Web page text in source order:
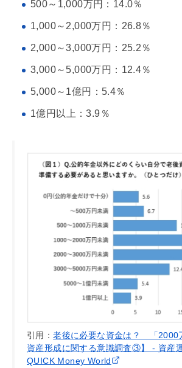
500～1,000万円：14.0％
1,000～2,000万円：26.8％
2,000～3,000万円：25.2％
3,000～5,000万円：12.4％
5,000～1億円：5.4％
1億円以上：3.9％
引用：老後に必要な資金は？ 「2000
資産形成に関する意識調査③】 - 資産
QUICK Money World